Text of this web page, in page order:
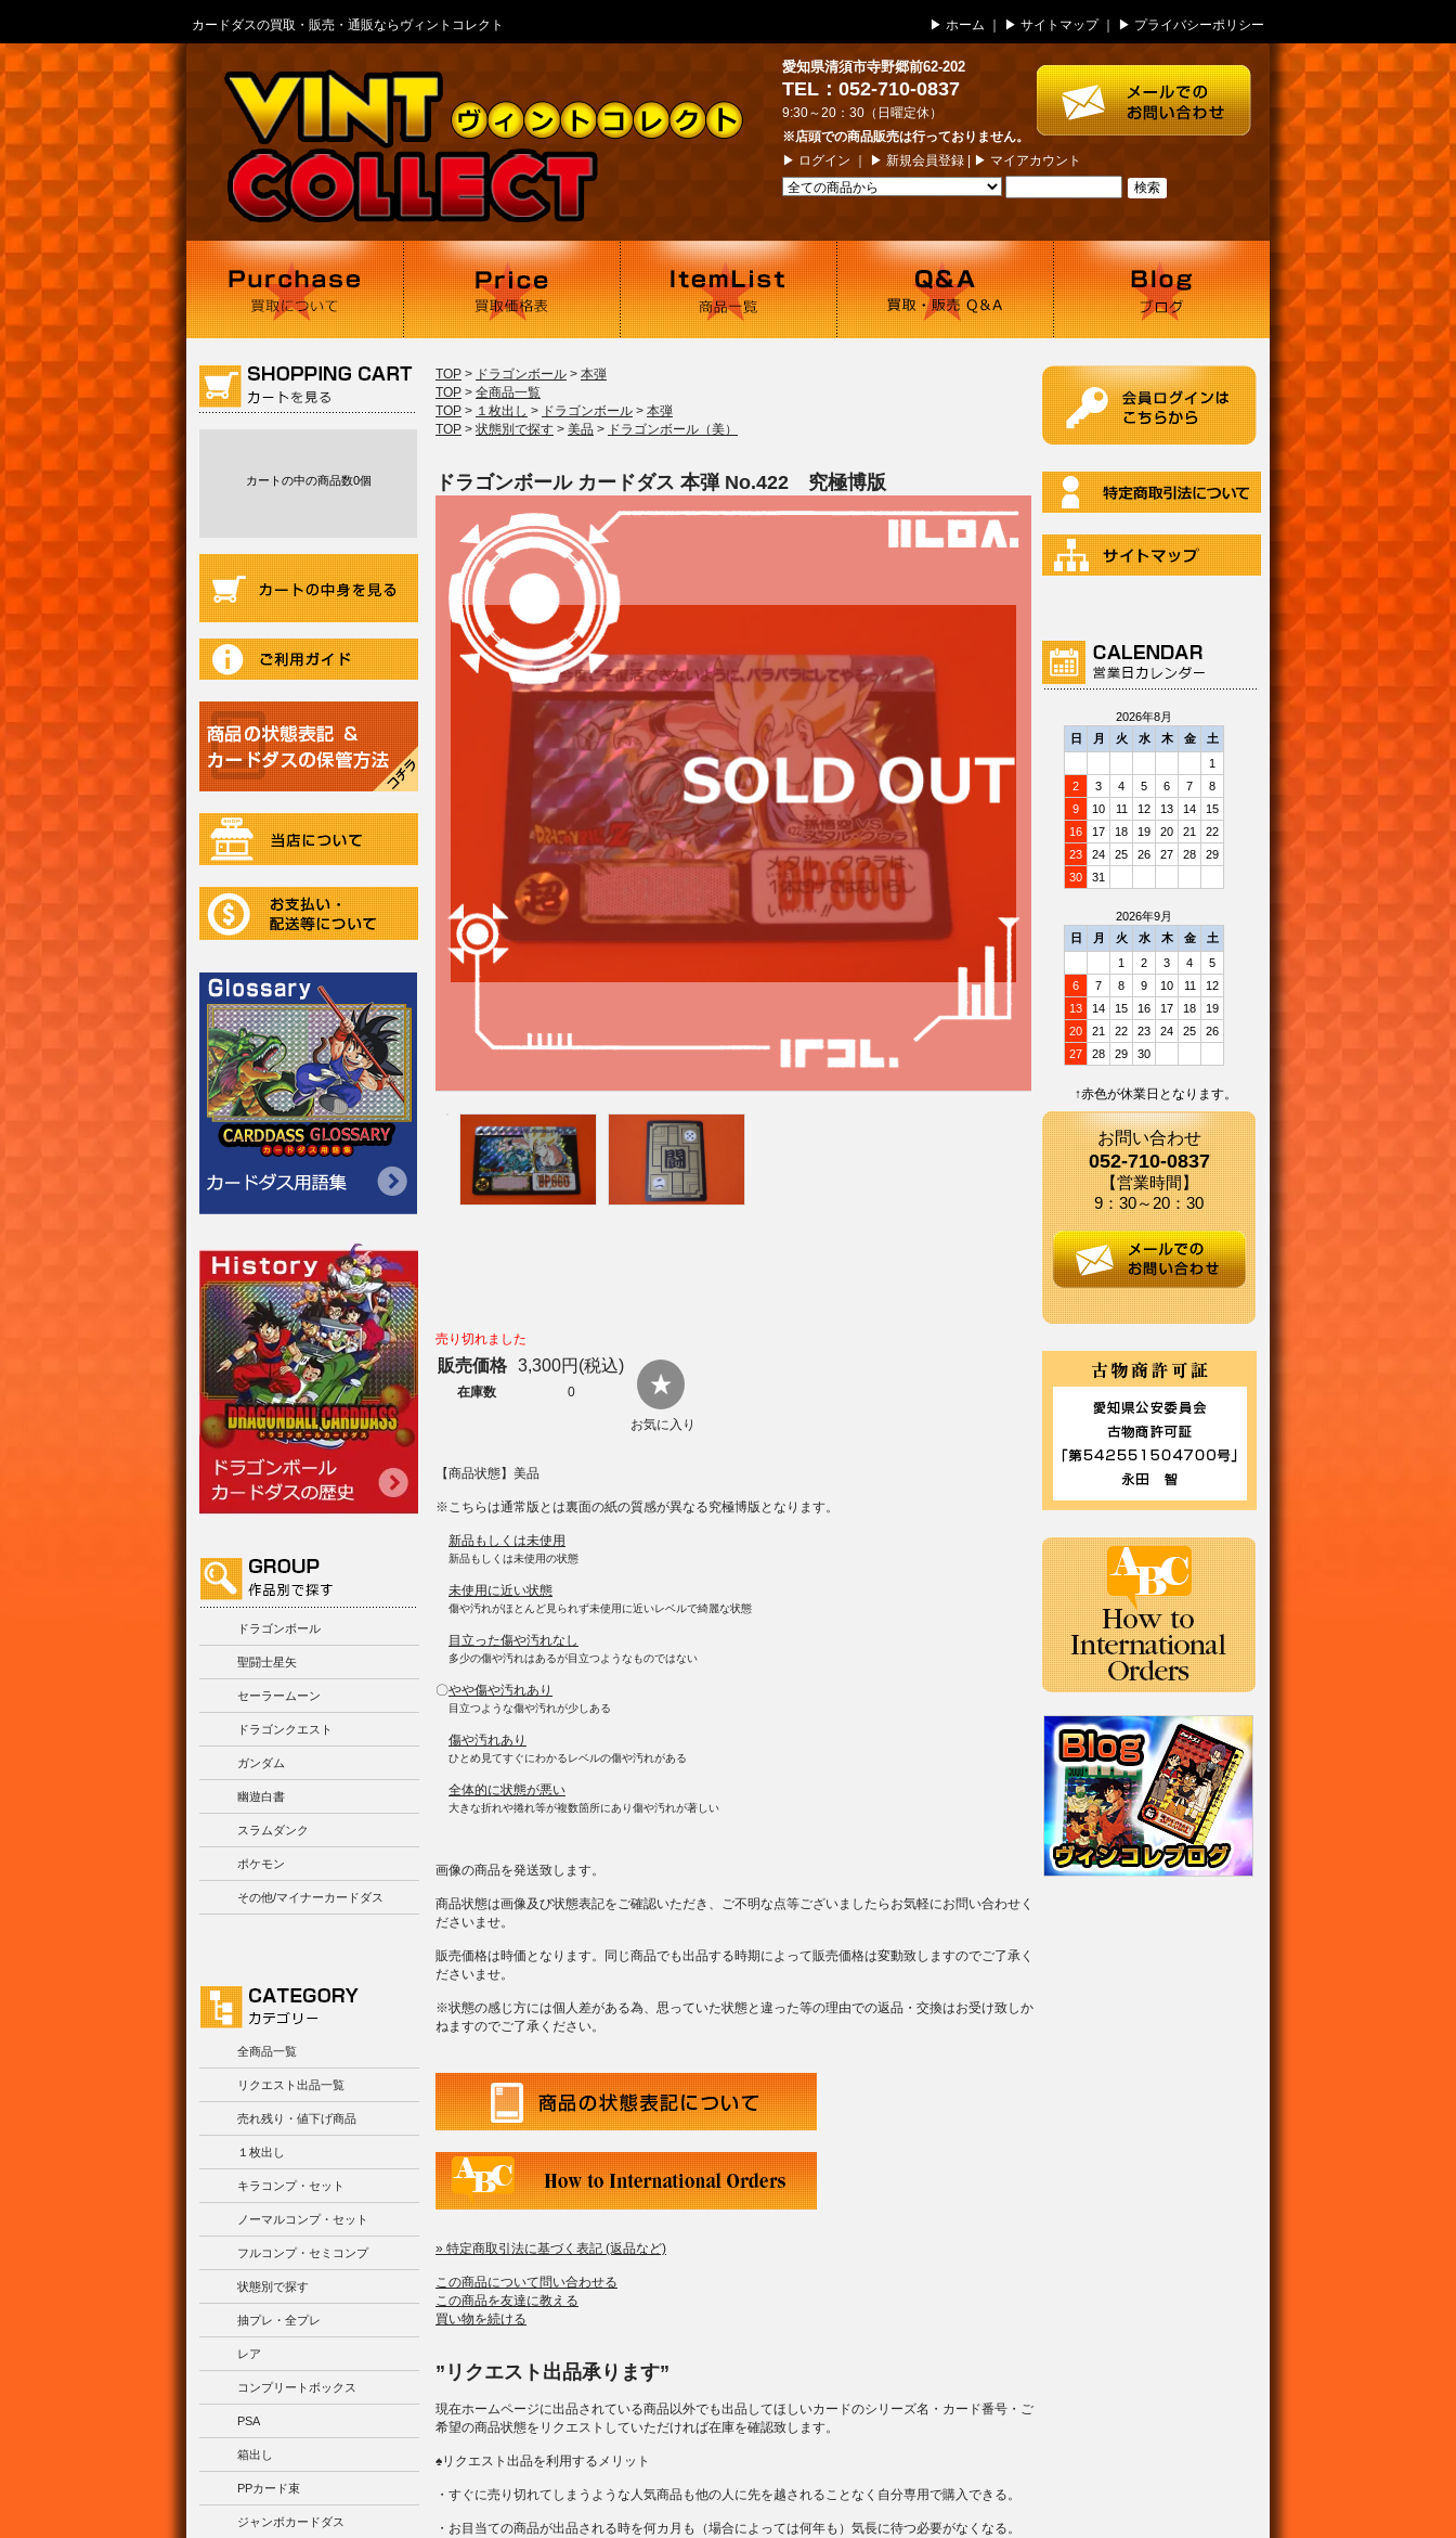
カードダスの買取・販売・通販ならヴィントコレクト ▶ ホーム ｜ ▶ サイトマップ｜ ▶ プライバシーポリシー
愛知県清須市寺野郷前62-202
TEL：052-710-0837
9:30～20：30（日曜定休）
※店頭での商品販売は行っておりません。
▶ ログイン ｜ ▶ 新規会員登録 | ▶ マイアカウント
カートの中の商品数0個
ドラゴンボール
聖闘士星矢
セーラームーン
ドラゴンクエスト
ガンダム
幽遊白書
スラムダンク
ポケモン
その他/マイナーカードダス
全商品一覧
リクエスト出品一覧
売れ残り・値下げ商品
１枚出し
キラコンプ・セット
ノーマルコンプ・セット
フルコンプ・セミコンプ
状態別で探す
抽プレ・全プレ
レア
コンプリートボックス
PSA
箱出し
PPカード束
ジャンボカードダス
TOP > ドラゴンボール > 本弾
TOP > 全商品一覧
TOP > １枚出し > ドラゴンボール > 本弾
TOP > 状態別で探す > 美品 > ドラゴンボール（美）
ドラゴンボール カードダス 本弾 No.422 究極博版
売り切れました
販売価格 3,300円(税込)
在庫数 0
お気に入り
【商品状態】美品
※こちらは通常版とは裏面の紙の質感が異なる究極博版となります。
新品もしくは未使用
新品もしくは未使用の状態
未使用に近い状態
傷や汚れがほとんど見られず未使用に近いレベルで綺麗な状態
目立った傷や汚れなし
多少の傷や汚れはあるが目立つようなものではない
〇やや傷や汚れあり
目立つような傷や汚れが少しある
傷や汚れあり
ひとめ見てすぐにわかるレベルの傷や汚れがある
全体的に状態が悪い
大きな折れや捲れ等が複数箇所にあり傷や汚れが著しい
画像の商品を発送致します。
商品状態は画像及び状態表記をご確認いただき、ご不明な点等ございましたらお気軽にお問い合わせく
ださいませ。
販売価格は時価となります。同じ商品でも出品する時期によって販売価格は変動致しますのでご了承く
ださいませ。
※状態の感じ方には個人差がある為、思っていた状態と違った等の理由での返品・交換はお受け致しか
ねますのでご了承ください。
» 特定商取引法に基づく表記 (返品など)
この商品について問い合わせる
この商品を友達に教える
買い物を続ける
”リクエスト出品承ります”
現在ホームページに出品されている商品以外でも出品してほしいカードのシリーズ名・カード番号・ご
希望の商品状態をリクエストしていただければ在庫を確認致します。
♠リクエスト出品を利用するメリット
・すぐに売り切れてしまうような人気商品も他の人に先を越されることなく自分専用で購入できる。
・お目当ての商品が出品される時を何カ月も（場合によっては何年も）気長に待つ必要がなくなる。
2026年8月
日
月 火 水 木 金
土
1
2
3 4 5 6 7
8
9
10 11 12 13 14
15
16
17 18 19 20 21
22
23
24 25 26 27 28
29
30
31
2026年9月
日
月 火 水 木 金
土
1
2 3 4
5
6
7 8 9 10 11
12
13
14 15 16 17 18
19
20
21 22 23 24 25
26
27
28 29 30
↑赤色が休業日となります。
お問い合わせ
052-710-0837
【営業時間】
9：30～20：30